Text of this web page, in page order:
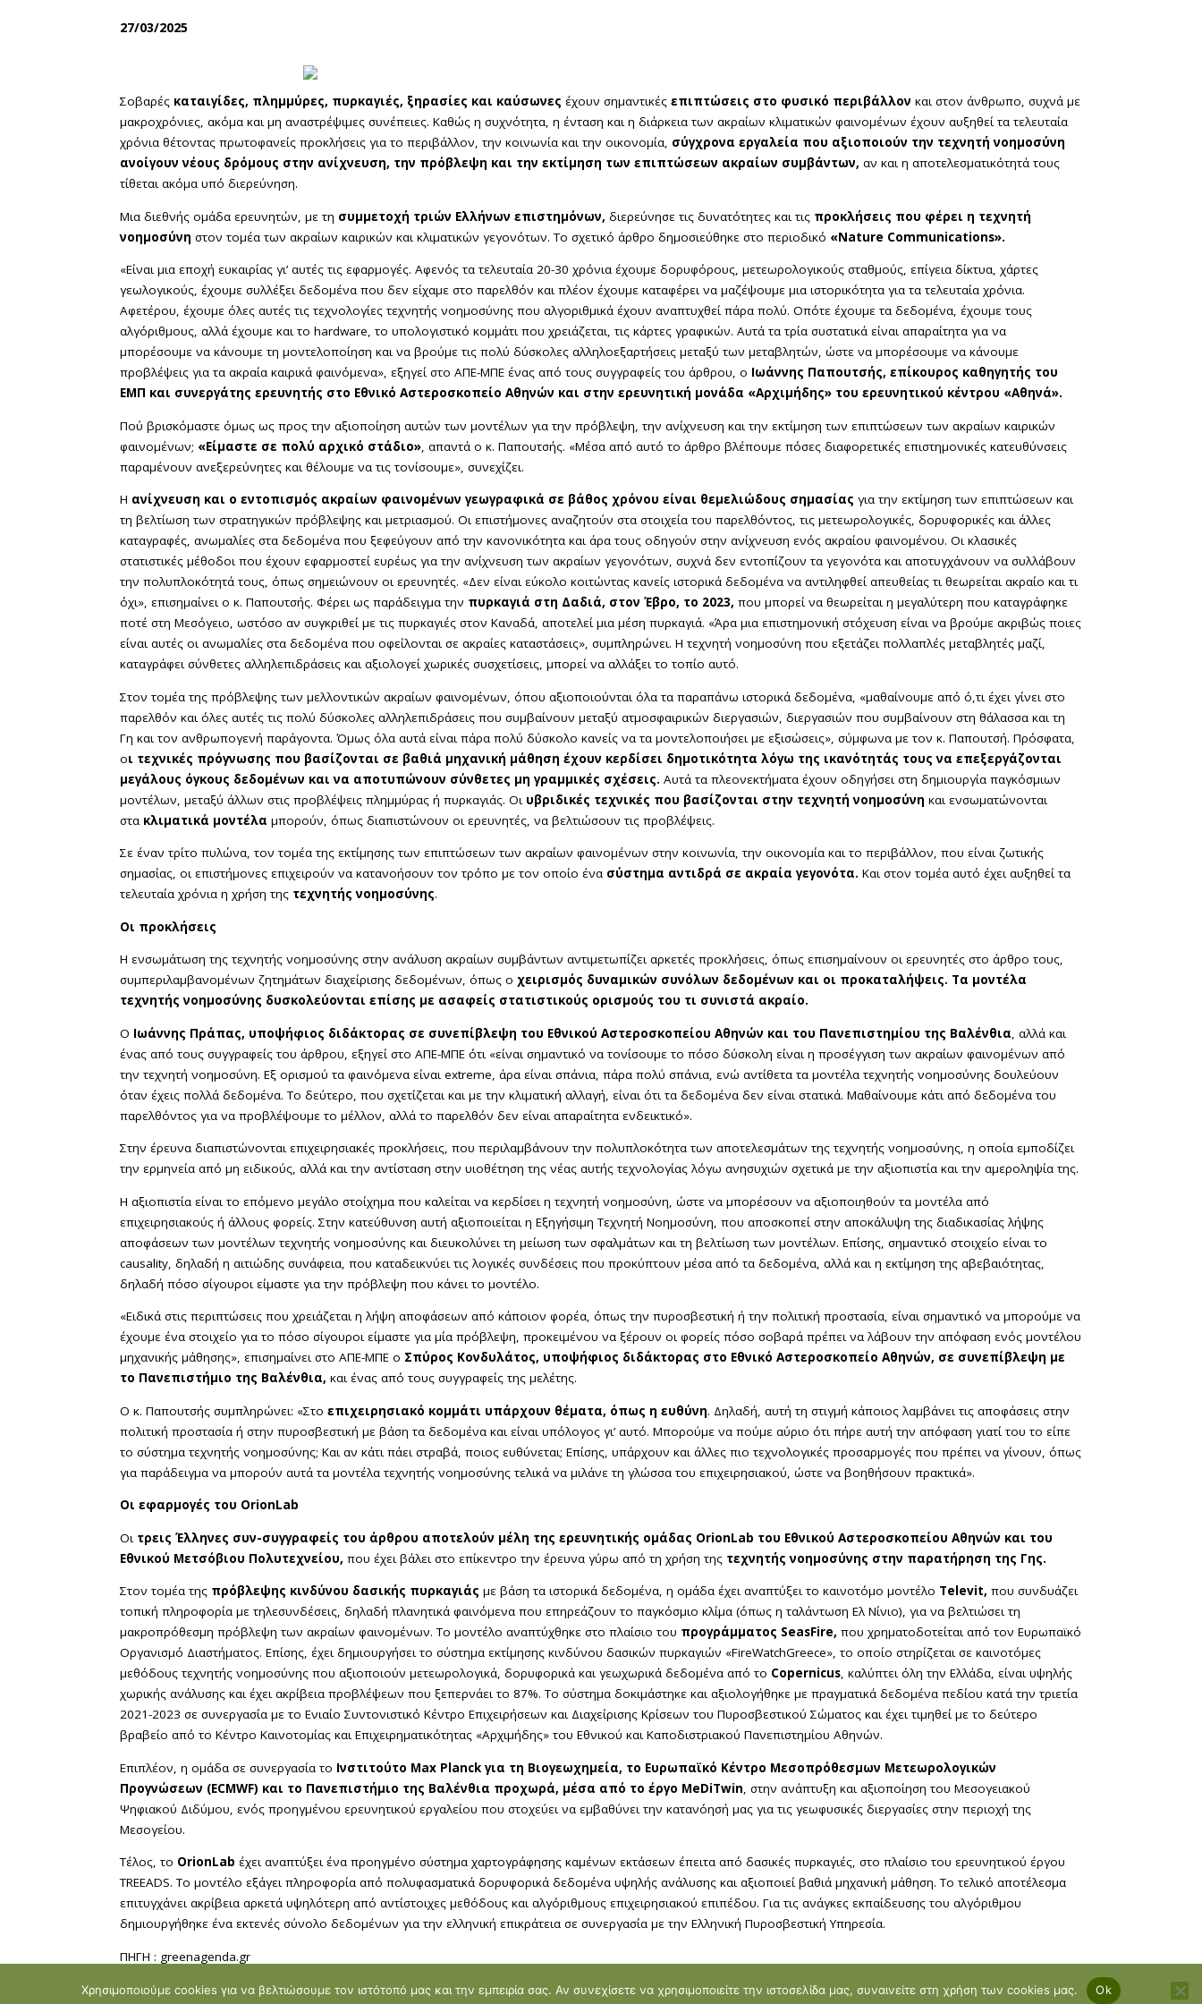
27/03/2025
Σοβαρές καταιγίδες, πλημμύρες, πυρκαγιές, ξηρασίες και καύσωνες έχουν σημαντικέςεπιπτώσεις στο φυσικό περιβάλλον και στον άνθρωπο, συχνά με
μακροχρόνιες, ακόμα και μη αναστρέψιμες συνέπειες. Καθώς η συχνότητα, η ένταση και η διάρκεια των ακραίων κλιματικών φαινομένων έχουν αυξηθεί τα τελευταία
χρόνια θέτοντας πρωτοφανείς προκλήσεις για το περιβάλλον, την κοινωνία και την οικονομία, σύγχρονα εργαλεία που αξιοποιούν την τεχνητή νοημοσύνη
ανοίγουν νέους δρόμους στην ανίχνευση, την πρόβλεψη και την εκτίμηση των επιπτώσεων ακραίων συμβάντων, αν και η αποτελεσματικότητά τους
τίθεται ακόμα υπό διερεύνηση.
Μια διεθνής ομάδα ερευνητών, με τη συμμετοχή τριών Ελλήνων επιστημόνων, διερεύνησε τις δυνατότητες και τις προκλήσεις που φέρει η τεχνητή
νοημοσύνη στον τομέα των ακραίων καιρικών και κλιματικών γεγονότων. Το σχετικό άρθρο δημοσιεύθηκε στο περιοδικό «Nature Communications».
«Είναι μια εποχή ευκαιρίας γι’ αυτές τις εφαρμογές. Αφενός τα τελευταία 20-30 χρόνια έχουμε δορυφόρους, μετεωρολογικούς σταθμούς, επίγεια δίκτυα, χάρτες
γεωλογικούς, έχουμε συλλέξει δεδομένα που δεν είχαμε στο παρελθόν και πλέον έχουμε καταφέρει να μαζέψουμε μια ιστορικότητα για τα τελευταία χρόνια.
Αφετέρου, έχουμε όλες αυτές τις τεχνολογίες τεχνητής νοημοσύνης που αλγοριθμικά έχουν αναπτυχθεί πάρα πολύ. Οπότε έχουμε τα δεδομένα, έχουμε τους
αλγόριθμους, αλλά έχουμε και το hardware, το υπολογιστικό κομμάτι που χρειάζεται, τις κάρτες γραφικών. Αυτά τα τρία συστατικά είναι απαραίτητα για να
μπορέσουμε να κάνουμε τη μοντελοποίηση και να βρούμε τις πολύ δύσκολες αλληλοεξαρτήσεις μεταξύ των μεταβλητών, ώστε να μπορέσουμε να κάνουμε
προβλέψεις για τα ακραία καιρικά φαινόμενα», εξηγεί στο ΑΠΕ-ΜΠΕ ένας από τους συγγραφείς του άρθρου, ο Ιωάννης Παπουτσής, επίκουρος καθηγητής του
ΕΜΠ και συνεργάτης ερευνητής στο Εθνικό Αστεροσκοπείο Αθηνών και στην ερευνητική μονάδα «Αρχιμήδης» του ερευνητικού κέντρου «Αθηνά».
Πού βρισκόμαστε όμως ως προς την αξιοποίηση αυτών των μοντέλων για την πρόβλεψη, την ανίχνευση και την εκτίμηση των επιπτώσεων των ακραίων καιρικών
φαινομένων; «Είμαστε σε πολύ αρχικό στάδιο», απαντά ο κ. Παπουτσής. «Μέσα από αυτό το άρθρο βλέπουμε πόσες διαφορετικές επιστημονικές κατευθύνσεις
παραμένουν ανεξερεύνητες και θέλουμε να τις τονίσουμε», συνεχίζει.
Η ανίχνευση και ο εντοπισμός ακραίων φαινομένων γεωγραφικά σε βάθος χρόνου είναι θεμελιώδους σημασίας για την εκτίμηση των επιπτώσεων και
τη βελτίωση των στρατηγικών πρόβλεψης και μετριασμού. Οι επιστήμονες αναζητούν στα στοιχεία του παρελθόντος, τις μετεωρολογικές, δορυφορικές και άλλες
καταγραφές, ανωμαλίες στα δεδομένα που ξεφεύγουν από την κανονικότητα και άρα τους οδηγούν στην ανίχνευση ενός ακραίου φαινομένου. Οι κλασικές
στατιστικές μέθοδοι που έχουν εφαρμοστεί ευρέως για την ανίχνευση των ακραίων γεγονότων, συχνά δεν εντοπίζουν τα γεγονότα και αποτυγχάνουν να συλλάβουν
την πολυπλοκότητά τους, όπως σημειώνουν οι ερευνητές. «Δεν είναι εύκολο κοιτώντας κανείς ιστορικά δεδομένα να αντιληφθεί απευθείας τι θεωρείται ακραίο και τι
όχι», επισημαίνει ο κ. Παπουτσής. Φέρει ως παράδειγμα την πυρκαγιά στη Δαδιά, στον Έβρο, το 2023, που μπορεί να θεωρείται η μεγαλύτερη που καταγράφηκε
ποτέ στη Μεσόγειο, ωστόσο αν συγκριθεί με τις πυρκαγιές στον Καναδά, αποτελεί μια μέση πυρκαγιά. «Άρα μια επιστημονική στόχευση είναι να βρούμε ακριβώς ποιες
είναι αυτές οι ανωμαλίες στα δεδομένα που οφείλονται σε ακραίες καταστάσεις», συμπληρώνει. Η τεχνητή νοημοσύνη που εξετάζει πολλαπλές μεταβλητές μαζί,
καταγράφει σύνθετες αλληλεπιδράσεις και αξιολογεί χωρικές συσχετίσεις, μπορεί να αλλάξει το τοπίο αυτό.
Στον τομέα της πρόβλεψης των μελλοντικών ακραίων φαινομένων, όπου αξιοποιούνται όλα τα παραπάνω ιστορικά δεδομένα, «μαθαίνουμε από ό,τι έχει γίνει στο
παρελθόν και όλες αυτές τις πολύ δύσκολες αλληλεπιδράσεις που συμβαίνουν μεταξύ ατμοσφαιρικών διεργασιών, διεργασιών που συμβαίνουν στη θάλασσα και τη
Γη και τον ανθρωπογενή παράγοντα. Όμως όλα αυτά είναι πάρα πολύ δύσκολο κανείς να τα μοντελοποιήσει με εξισώσεις», σύμφωνα με τον κ. Παπουτσή. Πρόσφατα,
οι τεχνικές πρόγνωσης που βασίζονται σε βαθιά μηχανική μάθηση έχουν κερδίσει δημοτικότητα λόγω της ικανότητάς τους να επεξεργάζονται
μεγάλους όγκους δεδομένων και να αποτυπώνουν σύνθετες μη γραμμικές σχέσεις. Αυτά τα πλεονεκτήματα έχουν οδηγήσει στη δημιουργία παγκόσμιων
μοντέλων, μεταξύ άλλων στις προβλέψεις πλημμύρας ή πυρκαγιάς. Οι υβριδικές τεχνικές που βασίζονται στην τεχνητή νοημοσύνη και ενσωματώνονται
στα κλιματικά μοντέλαμπορούν, όπως διαπιστώνουν οι ερευνητές, να βελτιώσουν τις προβλέψεις.
Σε έναν τρίτο πυλώνα, τον τομέα της εκτίμησης των επιπτώσεων των ακραίων φαινομένων στην κοινωνία, την οικονομία και το περιβάλλον, που είναι ζωτικής
σημασίας, οι επιστήμονες επιχειρούν να κατανοήσουν τον τρόπο με τον οποίο ένα σύστημα αντιδρά σε ακραία γεγονότα. Και στον τομέα αυτό έχει αυξηθεί τα
τελευταία χρόνια η χρήση της τεχνητής νοημοσύνης.
Οι προκλήσεις
Η ενσωμάτωση της τεχνητής νοημοσύνης στην ανάλυση ακραίων συμβάντων αντιμετωπίζει αρκετές προκλήσεις, όπως επισημαίνουν οι ερευνητές στο άρθρο τους,
συμπεριλαμβανομένων ζητημάτων διαχείρισης δεδομένων, όπως ο χειρισμός δυναμικών συνόλων δεδομένων και οι προκαταλήψεις. Τα μοντέλα
τεχνητής νοημοσύνης δυσκολεύονται επίσης με ασαφείς στατιστικούς ορισμούς του τι συνιστά ακραίο.
Ο Ιωάννης Πράπας, υποψήφιος διδάκτορας σε συνεπίβλεψη του Εθνικού Αστεροσκοπείου Αθηνών και του Πανεπιστημίου της Βαλένθια, αλλά και
ένας από τους συγγραφείς του άρθρου, εξηγεί στο ΑΠΕ-ΜΠΕ ότι «είναι σημαντικό να τονίσουμε το πόσο δύσκολη είναι η προσέγγιση των ακραίων φαινομένων από
την τεχνητή νοημοσύνη. Εξ ορισμού τα φαινόμενα είναι extreme, άρα είναι σπάνια, πάρα πολύ σπάνια, ενώ αντίθετα τα μοντέλα τεχνητής νοημοσύνης δουλεύουν
όταν έχεις πολλά δεδομένα. Το δεύτερο, που σχετίζεται και με την κλιματική αλλαγή, είναι ότι τα δεδομένα δεν είναι στατικά. Μαθαίνουμε κάτι από δεδομένα του
παρελθόντος για να προβλέψουμε το μέλλον, αλλά το παρελθόν δεν είναι απαραίτητα ενδεικτικό».
Στην έρευνα διαπιστώνονται επιχειρησιακές προκλήσεις, που περιλαμβάνουν την πολυπλοκότητα των αποτελεσμάτων της τεχνητής νοημοσύνης, η οποία εμποδίζει
την ερμηνεία από μη ειδικούς, αλλά και την αντίσταση στην υιοθέτηση της νέας αυτής τεχνολογίας λόγω ανησυχιών σχετικά με την αξιοπιστία και την αμεροληψία της.
Η αξιοπιστία είναι το επόμενο μεγάλο στοίχημα που καλείται να κερδίσει η τεχνητή νοημοσύνη, ώστε να μπορέσουν να αξιοποιηθούν τα μοντέλα από
επιχειρησιακούς ή άλλους φορείς. Στην κατεύθυνση αυτή αξιοποιείται η Εξηγήσιμη Τεχνητή Νοημοσύνη, που αποσκοπεί στην αποκάλυψη της διαδικασίας λήψης
αποφάσεων των μοντέλων τεχνητής νοημοσύνης και διευκολύνει τη μείωση των σφαλμάτων και τη βελτίωση των μοντέλων. Επίσης, σημαντικό στοιχείο είναι το
causality, δηλαδή η αιτιώδης συνάφεια, που καταδεικνύει τις λογικές συνδέσεις που προκύπτουν μέσα από τα δεδομένα, αλλά και η εκτίμηση της αβεβαιότητας,
δηλαδή πόσο σίγουροι είμαστε για την πρόβλεψη που κάνει το μοντέλο.
«Ειδικά στις περιπτώσεις που χρειάζεται η λήψη αποφάσεων από κάποιον φορέα, όπως την πυροσβεστική ή την πολιτική προστασία, είναι σημαντικό να μπορούμε να
έχουμε ένα στοιχείο για το πόσο σίγουροι είμαστε για μία πρόβλεψη, προκειμένου να ξέρουν οι φορείς πόσο σοβαρά πρέπει να λάβουν την απόφαση ενός μοντέλου
μηχανικής μάθησης», επισημαίνει στο ΑΠΕ-ΜΠΕ ο Σπύρος Κονδυλάτος, υποψήφιος διδάκτορας στο Εθνικό Αστεροσκοπείο Αθηνών, σε συνεπίβλεψη με
το Πανεπιστήμιο της Βαλένθια, και ένας από τους συγγραφείς της μελέτης.
Ο κ. Παπουτσής συμπληρώνει: «Στοεπιχειρησιακό κομμάτι υπάρχουν θέματα, όπως η ευθύνη. Δηλαδή, αυτή τη στιγμή κάποιος λαμβάνει τις αποφάσεις στην
πολιτική προστασία ή στην πυροσβεστική με βάση τα δεδομένα και είναι υπόλογος γι’ αυτό. Μπορούμε να πούμε αύριο ότι πήρε αυτή την απόφαση γιατί του το είπε
το σύστημα τεχνητής νοημοσύνης; Και αν κάτι πάει στραβά, ποιος ευθύνεται; Επίσης, υπάρχουν και άλλες πιο τεχνολογικές προσαρμογές που πρέπει να γίνουν, όπως
για παράδειγμα να μπορούν αυτά τα μοντέλα τεχνητής νοημοσύνης τελικά να μιλάνε τη γλώσσα του επιχειρησιακού, ώστε να βοηθήσουν πρακτικά».
Οι εφαρμογές του OrionLab
Οιτρεις Έλληνες συν-συγγραφείς του άρθρου αποτελούν μέλη της ερευνητικής ομάδας OrionLab του Εθνικού Αστεροσκοπείου Αθηνών και του
Εθνικού Μετσόβιου Πολυτεχνείου, που έχει βάλει στο επίκεντρο την έρευνα γύρω από τη χρήση της τεχνητής νοημοσύνης στην παρατήρηση της Γης.
Στον τομέα της πρόβλεψης κινδύνου δασικής πυρκαγιάς με βάση τα ιστορικά δεδομένα, η ομάδα έχει αναπτύξει το καινοτόμο μοντέλο Televit, που συνδυάζει
τοπική πληροφορία με τηλεσυνδέσεις, δηλαδή πλανητικά φαινόμενα που επηρεάζουν το παγκόσμιο κλίμα (όπως η ταλάντωση Ελ Νίνιο), για να βελτιώσει τη
μακροπρόθεσμη πρόβλεψη των ακραίων φαινομένων. Το μοντέλο αναπτύχθηκε στο πλαίσιο του προγράμματος SeasFire, που χρηματοδοτείται από τον Ευρωπαϊκό
Οργανισμό Διαστήματος. Επίσης, έχει δημιουργήσει το σύστημα εκτίμησης κινδύνου δασικών πυρκαγιών «FireWatchGreece», το οποίο στηρίζεται σε καινοτόμες
μεθόδους τεχνητής νοημοσύνης που αξιοποιούν μετεωρολογικά, δορυφορικά και γεωχωρικά δεδομένα από το Copernicus, καλύπτει όλη την Ελλάδα, είναι υψηλής
χωρικής ανάλυσης και έχει ακρίβεια προβλέψεων που ξεπερνάει το 87%. Το σύστημα δοκιμάστηκε και αξιολογήθηκε με πραγματικά δεδομένα πεδίου κατά την τριετία
2021-2023 σε συνεργασία με το Ενιαίο Συντονιστικό Κέντρο Επιχειρήσεων και Διαχείρισης Κρίσεων του Πυροσβεστικού Σώματος και έχει τιμηθεί με το δεύτερο
βραβείο από το Κέντρο Καινοτομίας και Επιχειρηματικότητας «Αρχιμήδης» του Εθνικού και Καποδιστριακού Πανεπιστημίου Αθηνών.
Επιπλέον, η ομάδα σε συνεργασία το Ινστιτούτο Max Planck για τη Βιογεωχημεία, το Ευρωπαϊκό Κέντρο Μεσοπρόθεσμων Μετεωρολογικών
Προγνώσεων (ECMWF) και το Πανεπιστήμιο της Βαλένθια προχωρά, μέσα από το έργο MeDiTwin, στην ανάπτυξη και αξιοποίηση του Μεσογειακού
Ψηφιακού Διδύμου, ενός προηγμένου ερευνητικού εργαλείου που στοχεύει να εμβαθύνει την κατανόησή μας για τις γεωφυσικές διεργασίες στην περιοχή της
Μεσογείου.
Τέλος, το OrionLab έχει αναπτύξει ένα προηγμένο σύστημα χαρτογράφησης καμένων εκτάσεων έπειτα από δασικές πυρκαγιές, στο πλαίσιο του ερευνητικού έργου
TREEADS. Το μοντέλο εξάγει πληροφορία από πολυφασματικά δορυφορικά δεδομένα υψηλής ανάλυσης και αξιοποιεί βαθιά μηχανική μάθηση. Το τελικό αποτέλεσμα
επιτυγχάνει ακρίβεια αρκετά υψηλότερη από αντίστοιχες μεθόδους και αλγόριθμους επιχειρησιακού επιπέδου. Για τις ανάγκες εκπαίδευσης του αλγόριθμου
δημιουργήθηκε ένα εκτενές σύνολο δεδομένων για την ελληνική επικράτεια σε συνεργασία με την Ελληνική Πυροσβεστική Υπηρεσία.
ΠΗΓΗ : greenagenda.gr
Χρησιμοποιούμε cookies για να βελτιώσουμε τον ιστότοπό μας και την εμπειρία σας. Αν συνεχίσετε να χρησιμοποιείτε την ιστοσελίδα μας, συναινείτε στη χρήση των cookies μας. Ok